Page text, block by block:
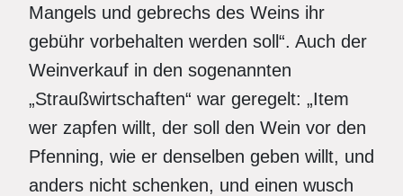
Mangels und gebrechs des Weins ihr
gebühr vorbehalten werden soll“. Auch der
Weinverkauf in den sogenannten
„Straußwirtschaften“ war geregelt: „Item
wer zapfen willt, der soll den Wein vor den
Pfenning, wie er denselben geben willt, und
anders nicht schenken, und einen wusch